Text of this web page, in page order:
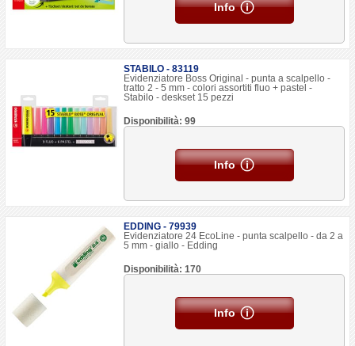
Info
STABILO - 83119
Evidenziatore Boss Original - punta a scalpello -
tratto 2 - 5 mm - colori assortiti fluo + pastel -
Stabilo - deskset 15 pezzi
Disponibilità: 99
Info
EDDING - 79939
Evidenziatore 24 EcoLine - punta scalpello - da 2 a
5 mm - giallo - Edding
Disponibilità: 170
Info